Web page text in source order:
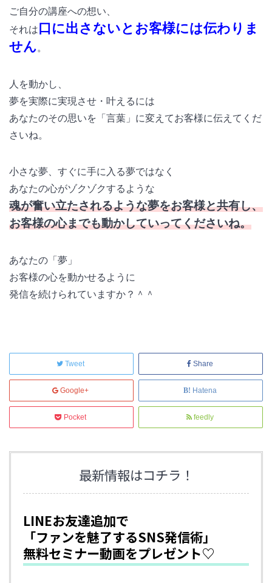
ご自分の講座への想い、
それは口に出さないとお客様には伝わりま
せん。
人を動かし、
夢を実際に実現させ・叶えるには
あなたのその思いを「言葉」に変えてお客様に伝えてくだ
さいね。
小さな夢、すぐに手に入る夢ではなく
あなたの心がゾクゾクするような
魂が奮い立たされるような夢をお客様と共有し、
お客様の心までも動かしていってくださいね。
あなたの「夢」
お客様の心を動かせるように
発信を続けられていますか？＾＾
Tweet Share
Google+ Hatena
Pocket feedly
最新情報はコチラ！
LINEお友達追加で
「ファンを魅了するSNS発信術」
無料セミナー動画をプレゼント♡